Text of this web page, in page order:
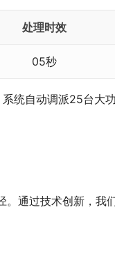
处理时效
05秒
统自动调派25台大
通过技术创新，我